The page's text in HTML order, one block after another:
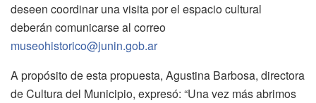
deseen coordinar una visita por el espacio cultural
deberán comunicarse al correo
museohistorico@junin.gob.ar
A propósito de esta propuesta, Agustina Barbosa, directora
de Cultura del Municipio, expresó: “Una vez más abrimos